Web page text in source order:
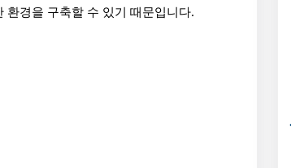
경을 구축할 수 있기 때문입니다.